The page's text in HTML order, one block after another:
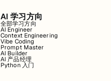
AI 学习方向
全部学习方向
AI Engineer
Context Engineering
Vibe Coding
Prompt Master
AI Builder
AI 产品经理
Python 入门